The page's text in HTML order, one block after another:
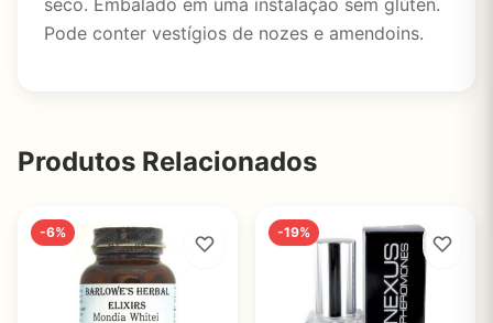
seco. Embalado em uma instalação sem glúten.
Pode conter vestígios de nozes e amendoins.
Produtos Relacionados
-6% -19%